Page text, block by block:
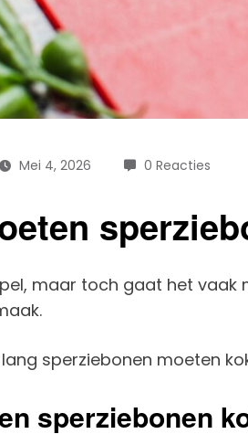
Mei 4, 2026 0 Reacties
maar toch gaat het
sperziebonen moeten
sperziebonen